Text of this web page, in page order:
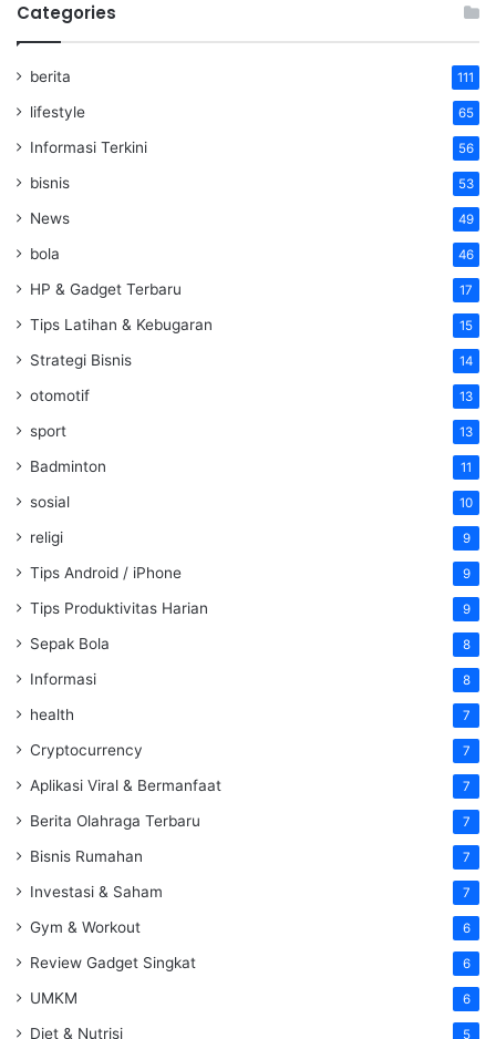
Categories
berita 111
lifestyle 65
Informasi Terkini 56
bisnis 53
News 49
bola 46
HP & Gadget Terbaru 17
Tips Latihan & Kebugaran 15
Strategi Bisnis 14
otomotif 13
sport 13
Badminton 11
sosial 10
religi 9
Tips Android / iPhone 9
Tips Produktivitas Harian 9
Sepak Bola 8
Informasi 8
health 7
Cryptocurrency 7
Aplikasi Viral & Bermanfaat 7
Berita Olahraga Terbaru 7
Bisnis Rumahan 7
Investasi & Saham 7
Gym & Workout 6
Review Gadget Singkat 6
UMKM 6
Diet & Nutrisi 5